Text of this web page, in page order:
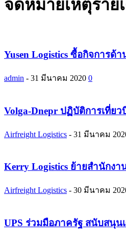
จดหมายเหตุราย
Yusen Logistics ซื้อกิจการด้
admin - 31 มีนาคม 2020 0
Volga-Dnepr ปฏิบัติการเที่ย
Airfreight Logistics - 31 มีนาคม
Kerry Logistics ย้ายสำนักง
Airfreight Logistics - 30 มีนาคม
UPS ร่วมมือภาครัฐ สนับสนุน